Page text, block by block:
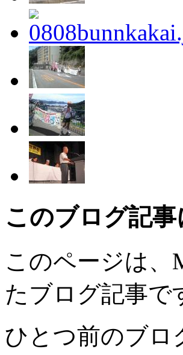
このブログ記
このページは、
たブログ記事で
ひとつ前のブロ